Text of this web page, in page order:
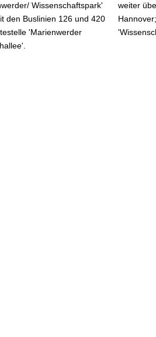
Wissenschaftspark'
den Buslinien 126 und 420
'Marienwerder
weiter